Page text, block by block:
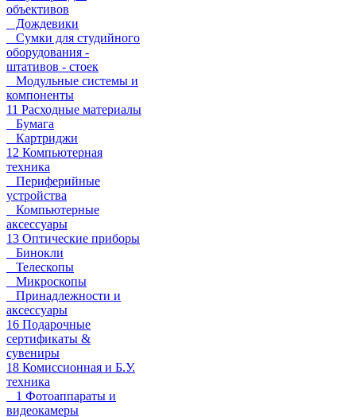
объективов
Дождевики
Сумки для студийного
оборудования -
штативов - стоек
Модульные системы и
компоненты
11 Расходные материалы
Бумага
Картриджи
12 Компьютерная
техника
Периферийные
устройства
Компьютерные
аксессуары
13 Оптические приборы
Бинокли
Телескопы
Микроскопы
Принадлежности и
аксессуары
16 Подарочные
сертификаты &
сувениры
18 Комиссионная и Б.У.
техника
1 Фотоаппараты и
видеокамеры